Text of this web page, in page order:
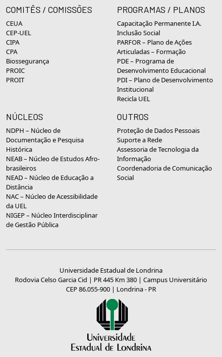
COMITÊS / COMISSÕES
CEUA
CEP-UEL
CIPA
CPA
Biossegurança
PROIC
PROIT
PROGRAMAS / PLANOS
Capacitação Permanente I.A.
Inclusão Social
PARFOR – Plano de Ações
Articuladas – Formação
PDE – Programa de
Desenvolvimento Educacional
PDI – Plano de Desenvolvimento
Institucional
Recicla UEL
NÚCLEOS
NDPH – Núcleo de
Documentação e Pesquisa
Histórica
NEAB – Núcleo de Estudos Afro-
brasileiros
NEAD – Núcleo de Educação a
Distância
NAC – Núcleo de Acessibilidade
da UEL
NIGEP – Núcleo Interdisciplinar
de Gestão Pública
OUTROS
Proteção de Dados Pessoais
Suporte a Rede
Assessoria de Tecnologia da
Informação
Coordenadoria de Comunicação
Social
Universidade Estadual de Londrina
Rodovia Celso Garcia Cid | PR 445 Km 380 | Campus Universitário
CEP 86.055-900 | Londrina - PR